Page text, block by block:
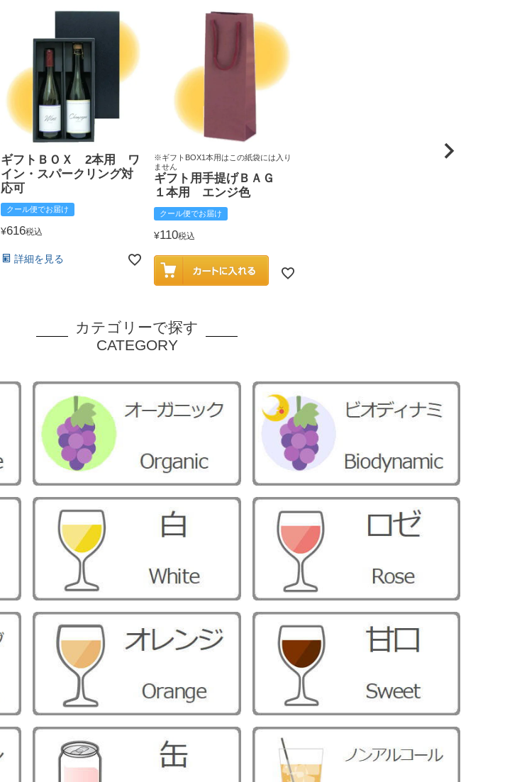
ギフトＢＯＸ 2本用 ワ
イン・スパークリング対
応可
クール便でお届け
¥616税込
詳細を見る
※ギフトBOX1本用はこの紙袋には入り
ません
ギフト用手提げＢＡＧ
１本用 エンジ色
クール便でお届け
¥110税込
カテゴリーで探す
CATEGORY